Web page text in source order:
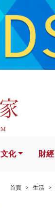
財經
文化 財經
首頁 生活